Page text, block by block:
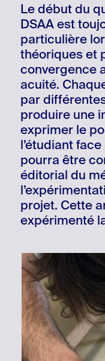
Le début du
DSAA est
particulière
théoriques et
convergence
acuité.
par
produire une
exprimer le
l’étudiant
pourra être
éditorial du
projet. Cette
expérimenté